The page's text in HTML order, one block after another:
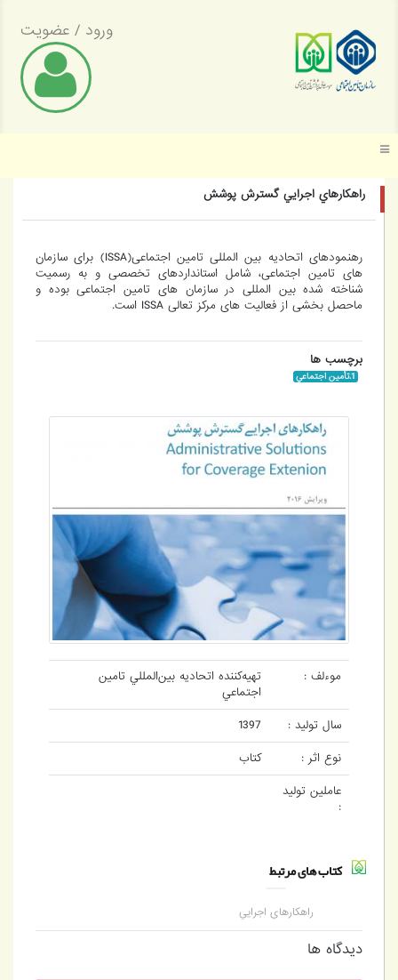
موسسه عالی پژوهش تأمین اجتماعی
ورود/عضویت
راهکارهاي اجرايي گسترش پوشش
رهنمودهای اتحادیه بین المللی تامین اجتماعی(ISSA) برای سازمان
های تامین اجتماعی، شامل استانداردهای تخصصی و به رسمیت
شناخته شده بین المللی در سازمان های تامین اجتماعی بوده و
ماحصل بخشی از فعالیت های مرکز تعالی ISSA است.
برچسب ها
موءلف :
تهيه‌کننده اتحاديه بين‌المللي تامين
اجتماعي
سال تولید :
1397
نوع اثر :
کتاب
عاملین تولید
کتاب های مرتبط
راهکارهاي اجرايي
گسترش پوشش
دیدگاه ها